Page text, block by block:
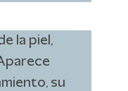
la piel,
su